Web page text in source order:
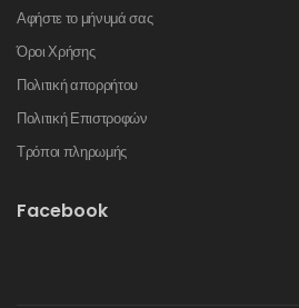
Αφήστε το μήνυμά σας
Όροι Χρήσης
Πολιτική απορρήτου
Πολιτική Επιστροφών
Τρόποι πληρωμής
Facebook